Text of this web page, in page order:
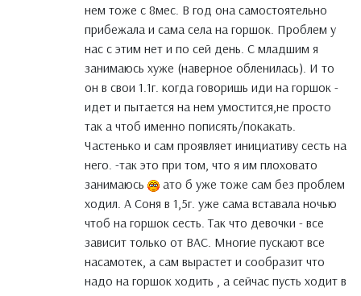
нем тоже с 8мес. В год она самостоятельно
прибежала и сама села на горшок. Проблем у
нас с этим нет и по сей день. С младшим я
занимаюсь хуже (наверное обленилась). И то
он в свои 1.1г. когда говоришь иди на горшок -
идет и пытается на нем умостится,не просто
так а чтоб именно пописять/покакать.
Частенько и сам проявляет инициативу сесть на
него. -так это при том, что я им плоховато
занимаюсь
ато б уже тоже сам без проблем
ходил. А Соня в 1,5г. уже сама вставала ночью
чтоб на горшок сесть. Так что девочки - все
зависит только от ВАС. Многие пускают все
насамотек, а сам вырастет и сообразит что
надо на горшок ходить , а сейчас пусть ходит в